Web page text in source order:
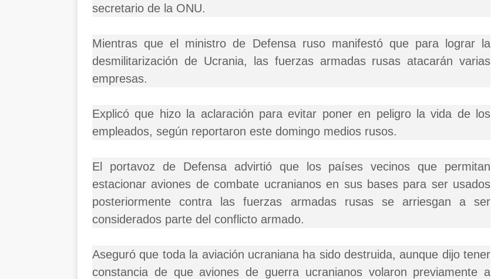
secretario de la ONU.
Mientras que el ministro de Defensa ruso manifestó que para lograr la
desmilitarización de Ucrania, las fuerzas armadas rusas atacarán varias
empresas.
Explicó que hizo la aclaración para evitar poner en peligro la vida de los
empleados, según reportaron este domingo medios rusos.
El portavoz de Defensa advirtió que los países vecinos que permitan
estacionar aviones de combate ucranianos en sus bases para ser usados
posteriormente contra las fuerzas armadas rusas se arriesgan a ser
considerados parte del conflicto armado.
Aseguró que toda la aviación ucraniana ha sido destruida, aunque dijo tener
constancia de que aviones de guerra ucranianos volaron previamente a